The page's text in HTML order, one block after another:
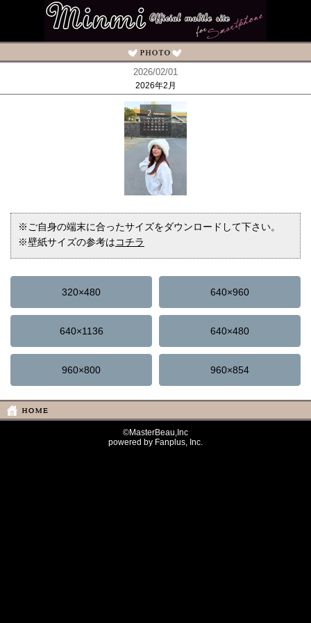
2026/02/01
2026年2月
※ご自身の端末に合ったサイズをダウンロードして下さい。
※壁紙サイズの参考はコチラ
320×480 640×960
640×1136 640×480
960×800 960×854
©MasterBeau,Inc
powered by Fanplus, Inc.